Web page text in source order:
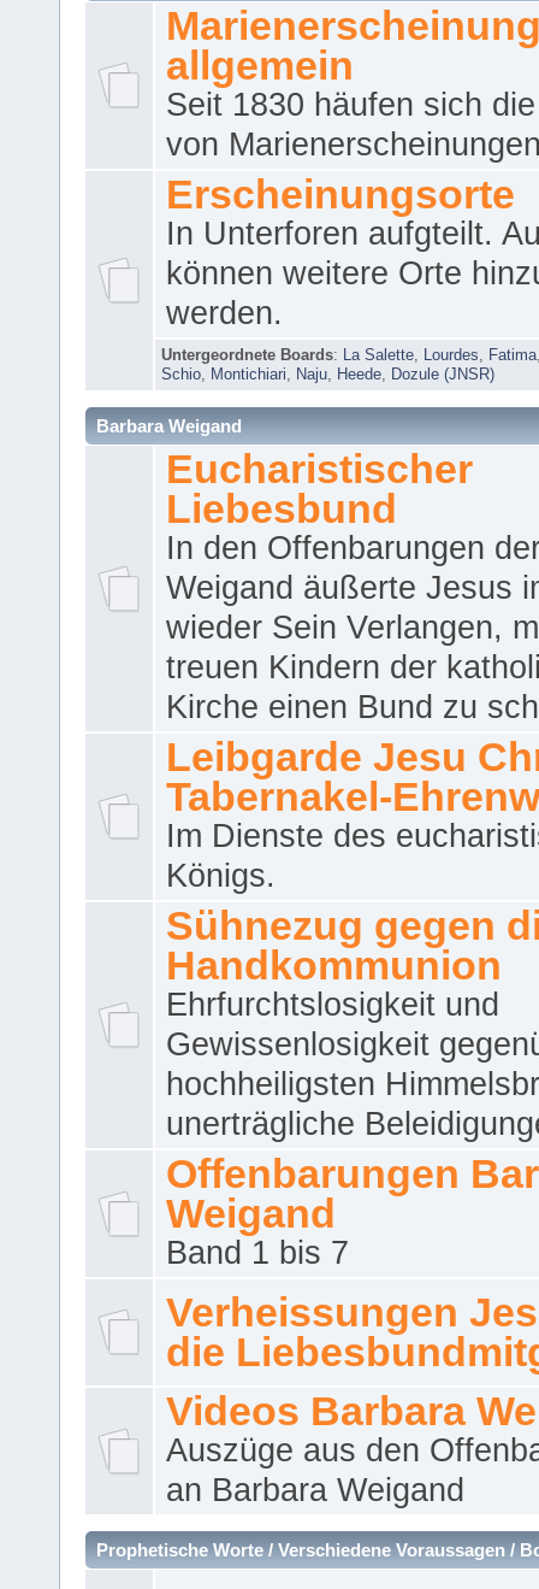
allgemein
Seit 1830 häufen sich
von
Erscheinungsorte
In Unterforen aufgteilt.
können weitere Orte
werden.
Untergeordnete Boards: La Salette Lourdes Fatima
Schio
Montichiari Naju Heede Dozule (JNSR)
Barbara Weigand
Eucharistischer
Liebesbund
In den Offenbarungen
Weigand äußerte Jesus
wieder Sein Verlangen,
treuen Kindern der
Kirche einen Bund zu
Leibgarde Jesu
Tabernakel-
Im Dienste des
Königs.
Sühnezug gegen
Handkommunion
Ehrfurchtslosigkeit und
Gewissenlosigkeit
hochheiligsten
unerträgliche
Offenbarungen
Weigand
Band 1 bis 7
Verheissungen
die
Videos Barbara
Auszüge aus den
an Barbara Weigand
Prophetische Worte / Verschiedene Voraussagen /